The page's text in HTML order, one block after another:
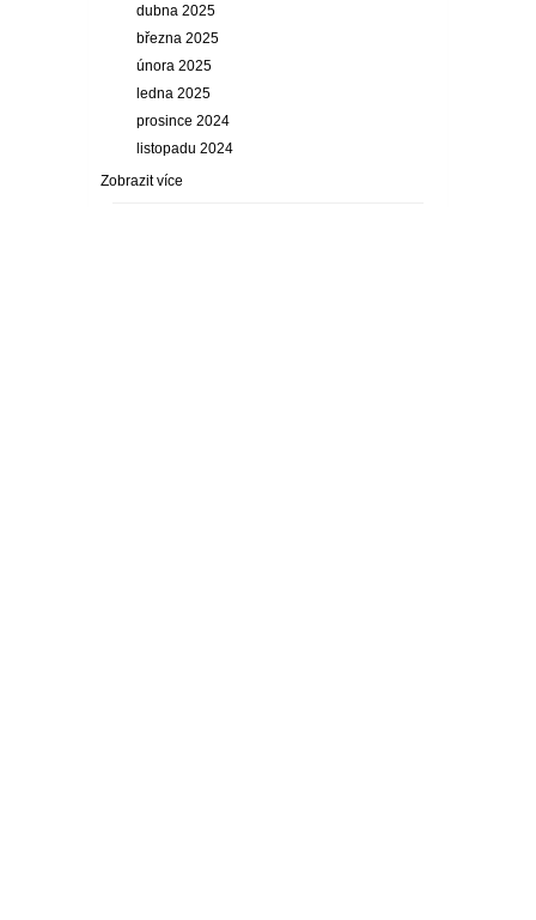
dubna 2025
března 2025
února 2025
ledna 2025
prosince 2024
listopadu 2024
Zobrazit více